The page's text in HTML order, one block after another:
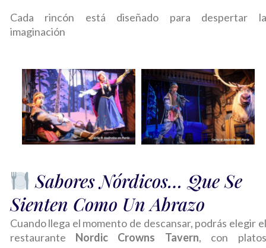
Cada rincón está diseñado para despertar la
imaginación
Sabores Nórdicos… Que Se
Sienten Como Un Abrazo
Cuando llega el momento de descansar, podrás elegir el
restaurante Nordic Crowns Tavern, con platos